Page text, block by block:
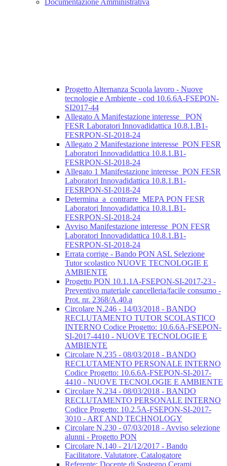
Documentazione Amministrativa
Progetto Alternanza Scuola lavoro - Nuove
tecnologie e Ambiente - cod 10.6.6A-FSEPON-
SI2017-44
Allegato A Manifestazione interesse_ PON
FESR Laboratori Innovadidattica 10.8.1.B1-
FESRPON-SI-2018-24
Allegato 2 Manifestazione interesse_PON FESR
Laboratori Innovadidattica 10.8.1.B1-
FESRPON-SI-2018-24
Allegato 1 Manifestazione interesse_PON FESR
Laboratori Innovadidattica 10.8.1.B1-
FESRPON-SI-2018-24
Determina_a_contrarre_MEPA PON FESR
Laboratori Innovadidattica 10.8.1.B1-
FESRPON-SI-2018-24
Avviso Manifestazione interesse_PON FESR
Laboratori Innovadidattica 10.8.1.B1-
FESRPON-SI-2018-24
Errata corrige - Bando PON ASL Selezione
Tutor scolastico NUOVE TECNOLOGIE E
AMBIENTE
Progetto PON 10.1.1A-FSEPON-SI-2017-23 -
Preventivo materiale cancelleria/facile consumo -
Prot. nr. 2368/A.40.a
Circolare N.246 - 14/03/2018 - BANDO
RECLUTAMENTO TUTOR SCOLASTICO
INTERNO Codice Progetto: 10.6.6A-FSEPON-
SI-2017-4410 - NUOVE TECNOLOGIE E
AMBIENTE
Circolare N.235 - 08/03/2018 - BANDO
RECLUTAMENTO PERSONALE INTERNO
Codice Progetto: 10.6.6A-FSEPON-SI-2017-
4410 - NUOVE TECNOLOGIE E AMBIENTE
Circolare N.234 - 08/03/2018 - BANDO
RECLUTAMENTO PERSONALE INTERNO
Codice Progetto: 10.2.5A-FSEPON-SI-2017-
3010 - ART AND TECHNOLOGY
Circolare N.230 - 07/03/2018 - Avviso selezione
alunni - Progetto PON
Circolare N.140 - 21/12/2017 - Bando
Facilitatore, Valutatore, Catalogatore